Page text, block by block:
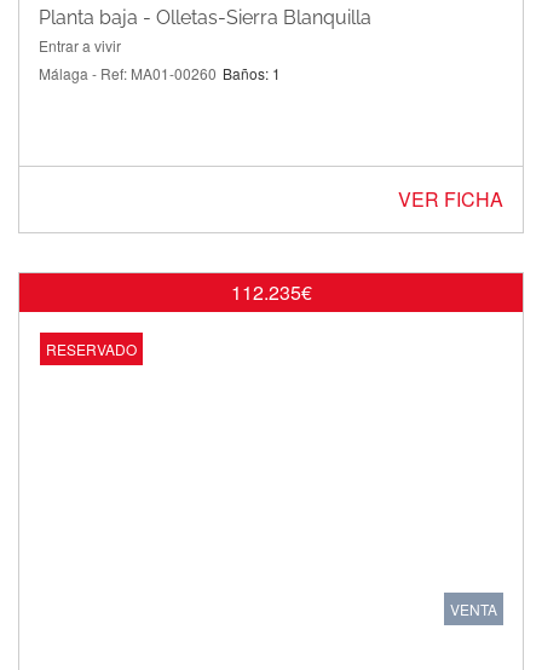
Planta baja - Olletas-Sierra Blanquilla
Entrar a vivir
Málaga - Ref: MA01-00260 Baños: 1
VER FICHA
112.235€
RESERVADO
VENTA